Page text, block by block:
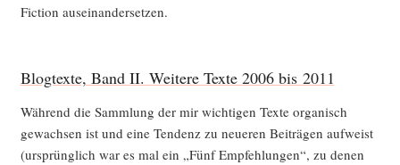
Fic­tion auseinandersetzen.
Blogtexte, Band II. Weitere Texte 2006 bis 2011
Wäh­rend die Samm­lung der mir wich­ti­gen Tex­te orga­nisch
gewach­sen ist und eine Ten­denz zu neue­ren Bei­trä­gen auf­weist
(ursprüng­lich war es mal ein „Fünf Emp­feh­lun­gen“, zu denen